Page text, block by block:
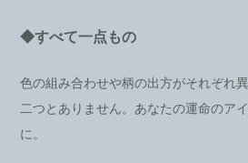
◆すべて一点もの
色の組み合わせや柄の出方がそれぞれ
二つとありません。あなたの運命のア
に。